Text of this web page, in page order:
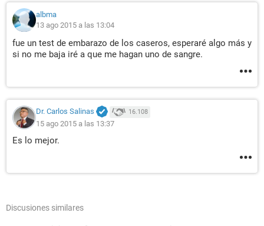
albma
13 ago 2015 a las 13:04
fue un test de embarazo de los caseros, esperaré algo más y
si no me baja iré a que me hagan uno de sangre.
Dr. Carlos Salinas 16.108
15 ago 2015 a las 13:37
Es lo mejor.
Discusiones similares